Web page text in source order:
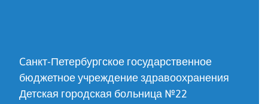
Cанкт-Петербургское государственное
бюджетное учреждение здравоохранения
Детская городская больница №22